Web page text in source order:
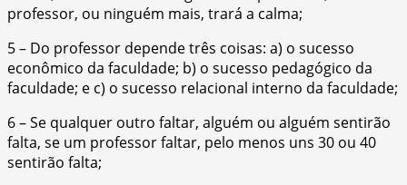
professor, ou ninguém mais, trará a calma;
5 – Do professor depende três coisas: a) o sucesso
econômico da faculdade; b) o sucesso pedagógico da
faculdade; e c) o sucesso relacional interno da faculdade;
6 – Se qualquer outro faltar, alguém ou alguém sentirão
falta, se um professor faltar, pelo menos uns 30 ou 40
sentirão falta;